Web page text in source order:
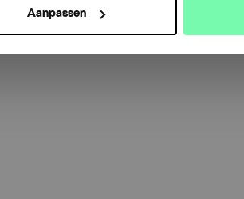
Aanpassen